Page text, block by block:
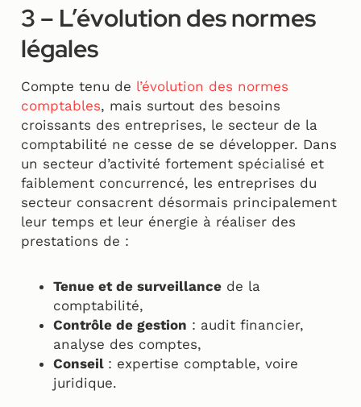
3 – L’évolution des normes
légales
Compte tenu de l’évolution des normes
comptables, mais surtout des besoins
croissants des entreprises, le secteur de la
comptabilité ne cesse de se développer. Dans
un secteur d’activité fortement spécialisé et
faiblement concurrencé, les entreprises du
secteur consacrent désormais principalement
leur temps et leur énergie à réaliser des
prestations de :
Tenue et de surveillance de la
comptabilité,
Contrôle de gestion : audit financier,
analyse des comptes,
Conseil : expertise comptable, voire
juridique.